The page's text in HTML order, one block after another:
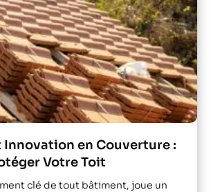
en Couverture :
Votre Toit
clé de tout bâtiment, joue un